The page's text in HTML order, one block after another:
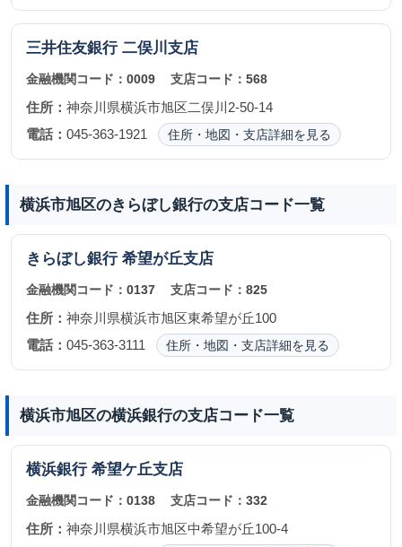
三井住友銀行 二俣川支店
金融機関コード： 0009 支店コード：568
住所： 神奈川県横浜市旭区二俣川2-50-14
電話： 045-363-1921 住所・地図・支店詳細を見る
横浜市旭区のきらぼし銀行の支店コード一覧
きらぼし銀行 希望が丘支店
金融機関コード： 0137 支店コード：825
住所： 神奈川県横浜市旭区東希望が丘100
電話： 045-363-3111 住所・地図・支店詳細を見る
横浜市旭区の横浜銀行の支店コード一覧
横浜銀行 希望ケ丘支店
金融機関コード： 0138 支店コード：332
住所： 神奈川県横浜市旭区中希望が丘100-4